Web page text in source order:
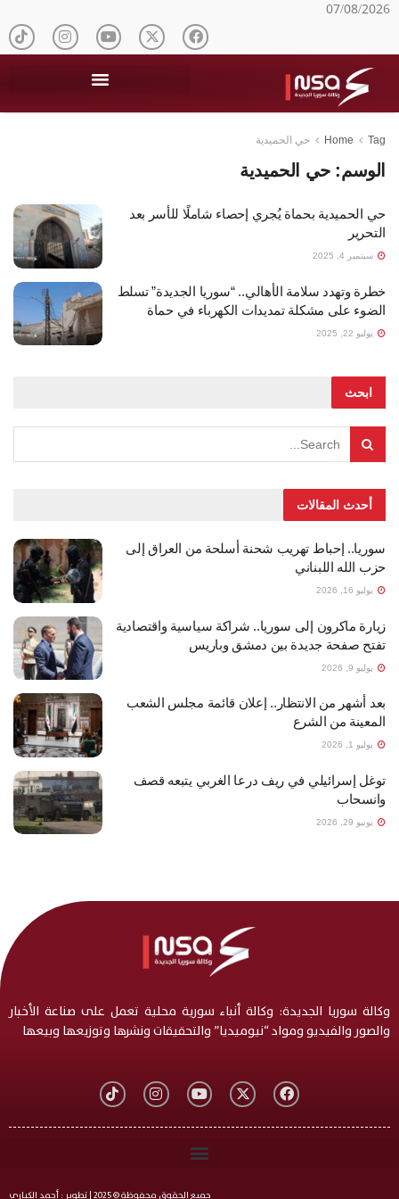
07/08/2026
Home Tag حي الحميدية
الوسم:حي الحميدية
حي الحميدية بحماة يُجري إحصاء شاملًا للأسر بعد
التحرير
سبتمبر 4, 2025
خطرة وتهدد سلامة الأهالي.. “سوريا الجديدة” تسلط
الضوء على مشكلة تمديدات الكهرباء في حماة
يوليو 22, 2025
ابحث
أحدث المقالات
سوريا.. إحباط تهريب شحنة أسلحة من العراق إلى
حزب الله اللبناني
يوليو 16, 2026
زيارة ماكرون إلى سوريا.. شراكة سياسية واقتصادية
تفتح صفحة جديدة بين دمشق وباريس
يوليو 9, 2026
بعد أشهر من الانتظار.. إعلان قائمة مجلس الشعب
المعينة من الشرع
يوليو 1, 2026
توغل إسرائيلي في ريف درعا الغربي يتبعه قصف
وانسحاب
يونيو 29, 2026
وكالة سوريا الجديدة: وكالة أنباء سورية محلية تعمل على صناعة الأخبار
والصور والفيديو ومواد “نيوميديا” والتحقيقات ونشرها وتوزيعها وبيعها
جميع الحقوق محفوظة © 2025 | تطوير : أحمد الكياري